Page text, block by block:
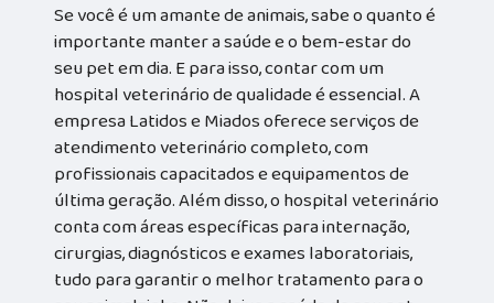
Se você é um amante de animais, sabe o quanto é
importante manter a saúde e o bem-estar do
seu pet em dia. E para isso, contar com um
hospital veterinário de qualidade é essencial. A
empresa Latidos e Miados oferece serviços de
atendimento veterinário completo, com
profissionais capacitados e equipamentos de
última geração. Além disso, o hospital veterinário
conta com áreas específicas para internação,
cirurgias, diagnósticos e exames laboratoriais,
tudo para garantir o melhor tratamento para o